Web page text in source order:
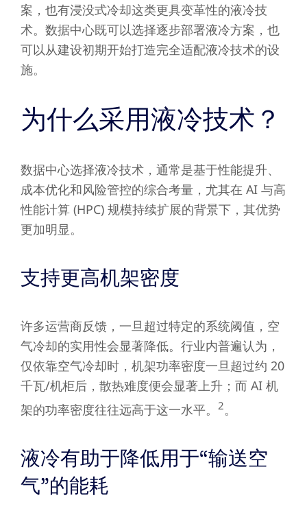
案，也有浸没式冷却这类更具变革性的液冷技
术。数据中心既可以选择逐步部署液冷方案，也
可以从建设初期开始打造完全适配液冷技术的设
施。
为什么采用液冷技术？
数据中心选择液冷技术，通常是基于性能提升、
成本优化和风险管控的综合考量，尤其在 AI 与高
性能计算 (HPC) 规模持续扩展的背景下，其优势
更加明显。
支持更高机架密度
许多运营商反馈，一旦超过特定的系统阈值，空
气冷却的实用性会显著降低。行业内普遍认为，
仅依靠空气冷却时，机架功率密度一旦超过约 20
千瓦/机柜后，散热难度便会显著上升；而 AI 机
架的功率密度往往远高于这一水平。
2。
液冷有助于降低用于“输送空
气”的能耗